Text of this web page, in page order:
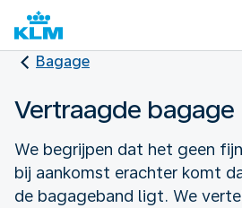
Bagage
Vertraagde bagage
We begrijpen dat het geen
bij aankomst erachter komt
de bagageband ligt. We